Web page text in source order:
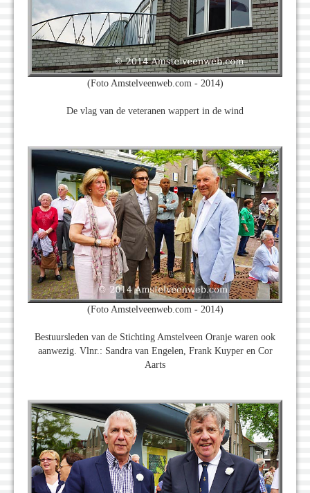
(Foto Amstelveenweb.com - 2014)
De vlag van de veteranen wappert in de wind
(Foto Amstelveenweb.com - 2014)
Bestuursleden van de Stichting Amstelveen Oranje waren ook
aanwezig. Vlnr.: Sandra van Engelen, Frank Kuyper en Cor
Aarts